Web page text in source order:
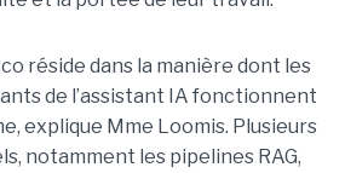
réside dans la manière dont les
de l’assistant IA fonctionnent
explique Mme Loomis. Plusieurs
notamment les pipelines RAG,